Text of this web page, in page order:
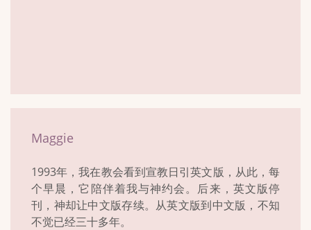
Maggie
1993年，我在教会看到宣教日引英文版，从此，每
个早晨，它陪伴着我与神约会。后来，英文版停
刊，神却让中文版存续。从英文版到中文版，不知
不觉已经三十多年。